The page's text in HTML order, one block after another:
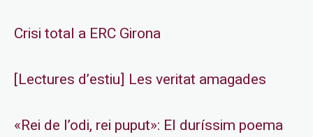
Crisi total a ERC Girona
[Lectures d’estiu] Les veritat amagades
«Rei de l’odi, rei puput»: El duríssim poema